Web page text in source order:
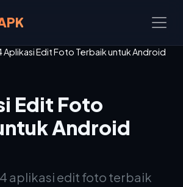
Aplikasi Edit Foto Terbaik untuk Android
Edit Foto
Android
aplikasi edit foto terbaik